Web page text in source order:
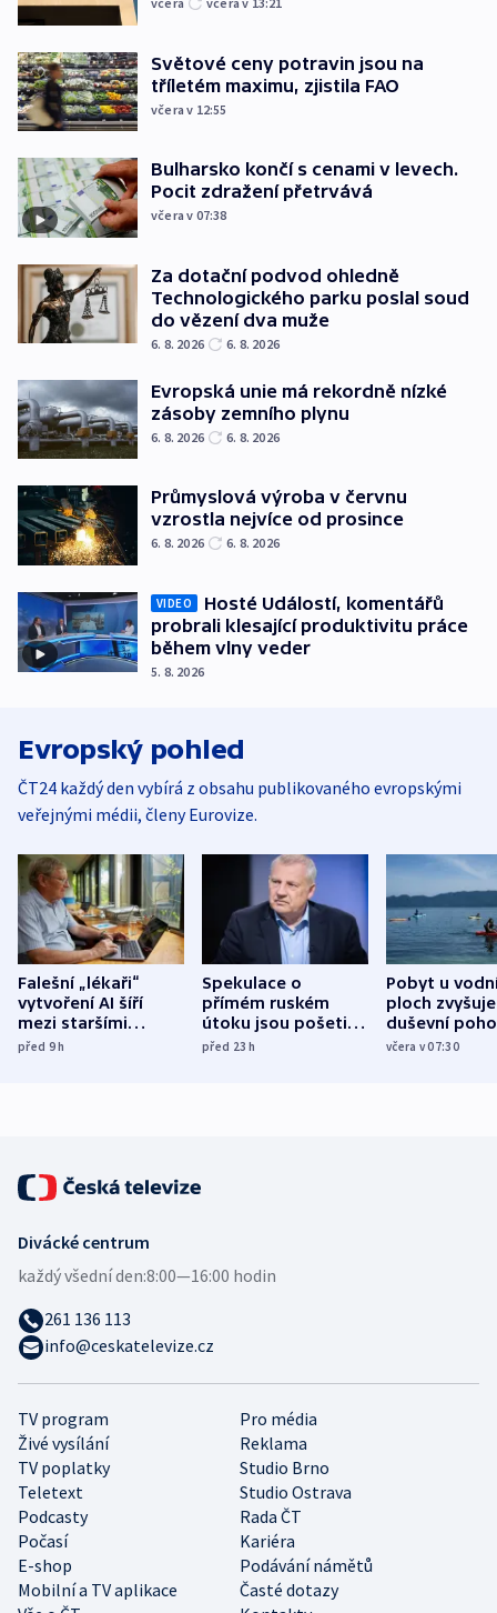
Světové ceny potravin jsou na
tříletém maximu, zjistila FAO
včera v 12:55
Bulharsko končí s cenami v levech.
Pocit zdražení přetrvává
včera v 07:38
Za dotační podvod ohledně
Technologického parku poslal soud
do vězení dva muže
6. 8. 2026 6. 8. 2026
Evropská unie má rekordně nízké
zásoby zemního plynu
6. 8. 2026 6. 8. 2026
Průmyslová výroba v červnu
vzrostla nejvíce od prosince
6. 8. 2026 6. 8. 2026
VIDEO
Hosté Událostí, komentářů
probrali klesající produktivitu práce
během vlny veder
5. 8. 2026
Evropský pohled
ČT24 každý den vybírá z obsahu publikovaného evropskými
veřejnými médii, členy Eurovize.
Falešní „lékaři“
vytvoření AI šíří
mezi staršími
Poláky nebezpečné
před 9h
Spekulace o
přímém ruském
útoku jsou pošetilé,
míní estonský
před 23h
Pobyt u
ploch zvyšuje
duševní
ukázala
včera v 07:30
TV program
Pro média
Živé vysílání
Reklama
TV poplatky
Studio Brno
Teletext
Studio Ostrava
Podcasty
Rada ČT
Počasí
Kariéra
E-shop
Podávání námětů
Mobilní a TV aplikace
Časté dotazy
Divácké centrum
každý všední den:8:00—16:00 hodin
261 136 113
info@ceskatelevize.cz